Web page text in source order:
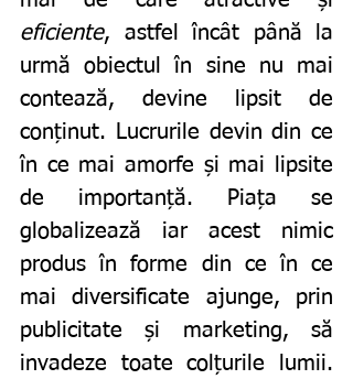
eficiente, astfel încât până la
urmă obiectul în sine nu mai
contează, devine lipsit de
conținut. Lucrurile devin din ce
în ce mai amorfe și mai lipsite
de importanță. Piața se
globalizează iar acest nimic
produs în forme din ce în ce
mai diversificate ajunge, prin
publicitate și marketing, să
invadeze toate colțurile lumii.